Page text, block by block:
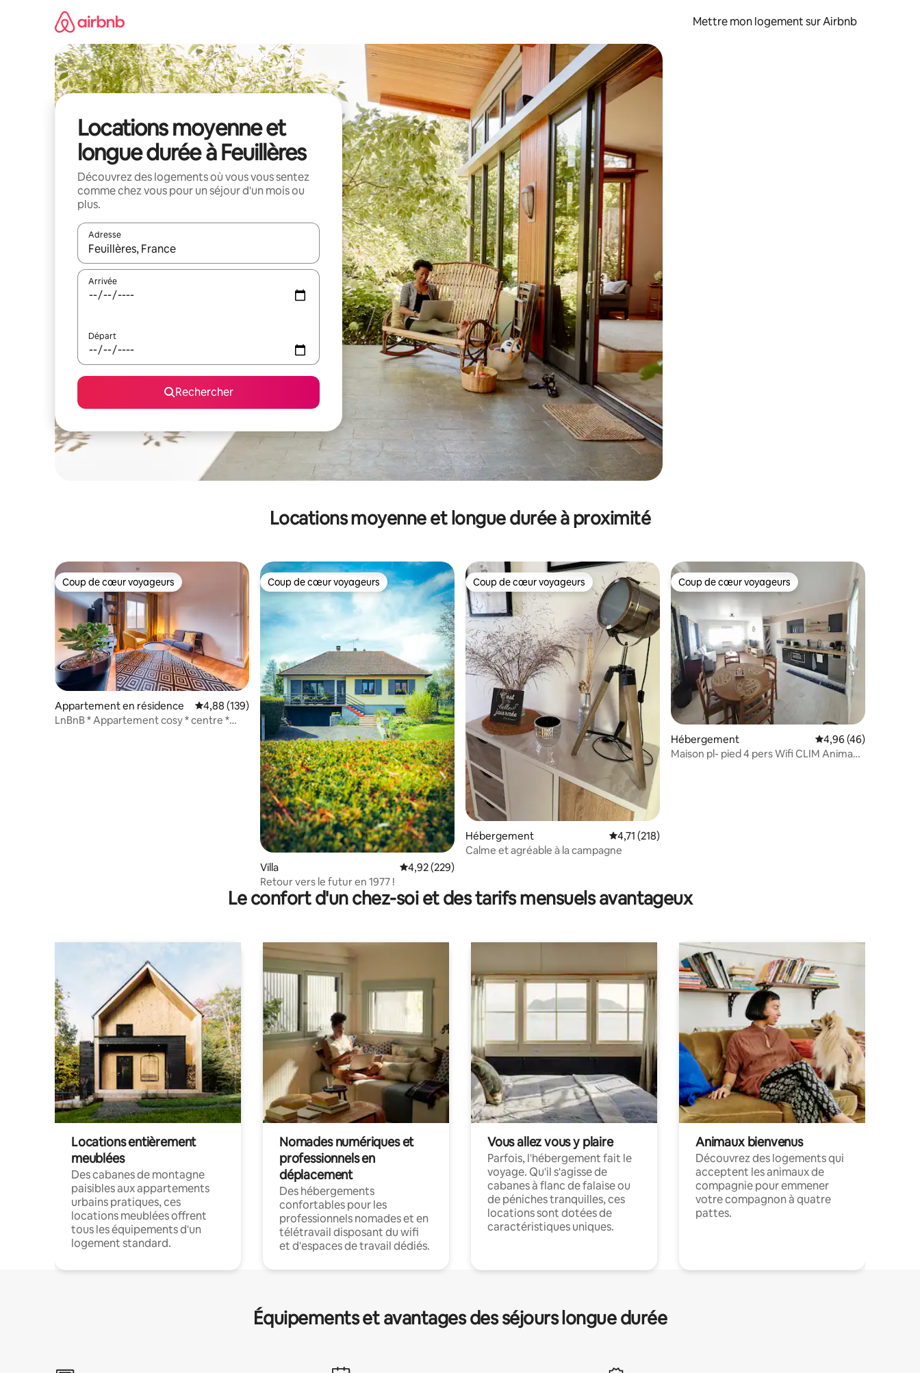
Mettre mon logement sur Airbnb
Locations moyenne et
longue durée à Feuillères
Découvrez des logements où vous vous sentez
comme chez vous pour un séjour d'un mois ou
plus.
Adresse
Lorsque les résultats s'affichent, utilisez les flèches vers le haut et vers le bas pour les parcourir ou en appuyant et en faisant glisser.
Arrivée
Départ
Rechercher
Locations moyenne et longue durée à proximité
Coup de cœur voyageurs
Coup de cœur voyageurs
Appartement en résidence Évaluation moyenne sur la base de 139 commentaires : 4,88 sur 5
4,88 (139)
LnBnB * Appartement cosy * centre *
Coup de cœur voyageurs
Coup de cœur voyageurs
Villa Évaluation moyenne sur la base de 229 commentaires : 4,92 sur 5
4,92 (229)
Retour vers le futur en 1977 !
Coup de cœur voyageurs
Coup de cœur voyageurs
Hébergement Évaluation moyenne sur la base de 218 commentaires : 4,71 sur 5
4,71 (218)
Calme et agréable à la campagne
Coup de cœur voyageurs
Coup de cœur voyageurs
Hébergement Évaluation moyenne
4,96 (46)
Maison pl- pied 4 pers Wifi CLIM Animaux
Le confort d'un chez-soi et des tarifs mensuels avantageux
Locations entièrement
meublées
Des cabanes de montagne
paisibles aux appartements
urbains pratiques, ces
locations meublées offrent
tous les équipements d'un
logement standard.
Nomades numériques et
professionnels en
déplacement
Des hébergements
confortables pour les
professionnels nomades et en
télétravail disposant du wifi
et d'espaces de travail dédiés.
Vous allez vous y plaire
Parfois, l'hébergement fait le
voyage. Qu'il s'agisse de
cabanes à flanc de falaise ou
de péniches tranquilles, ces
locations sont dotées de
caractéristiques uniques.
Animaux bienvenus
Découvrez des logements qui
acceptent les animaux de
compagnie pour emmener
votre compagnon à quatre
pattes.
Équipements et avantages des séjours longue durée